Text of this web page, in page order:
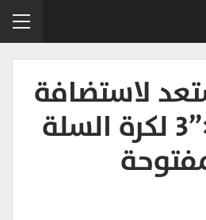
لاستضافة
“بطولة 3×”3 لكرة السلة